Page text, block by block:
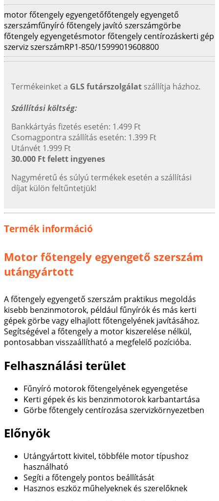
motor főtengely egyengetőfőtengely egyengető
szerszámfűnyíró főtengely javító szerszámgörbe
főtengely egyengetésmotor főtengely centírozáskerti gép
szerviz szerszámRP1-850/15999019608800
Termékeinket a GLS futárszolgálat szállítja házhoz.
Szállítási költség:
Bankkártyás fizetés esetén: 1.499 Ft
Csomagpontra szállítás esetén: 1.399 Ft
Utánvét 1.999 Ft
30.000 Ft felett ingyenes
Nagyméretű és súlyú termékek esetén a szállítási
díjat külön feltűntetjük!
Termék információ
Motor főtengely egyengető szerszám
utángyártott
A főtengely egyengető szerszám praktikus megoldás
kisebb benzinmotorok, például fűnyírók és más kerti
gépek görbe vagy elhajlott főtengelyének javításához.
Segítségével a főtengely a motor kiszerelése nélkül,
pontosabban visszaállítható a megfelelő pozícióba.
Felhasználási terület
Fűnyíró motorok főtengelyének egyengetése
Kerti gépek és kis benzinmotorok karbantartása
Görbe főtengely centírozása szervizkörnyezetben
Előnyök
Utángyártott kivitel, többféle motor típushoz
használható
Segíti a főtengely pontos beállítását
Hasznos eszköz műhelyeknek és szerelőknek